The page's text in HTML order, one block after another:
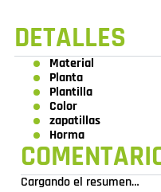
DETALLES
Material
Planta
Plantilla
Color
zapatillas
Horma
Cargando el resumen…